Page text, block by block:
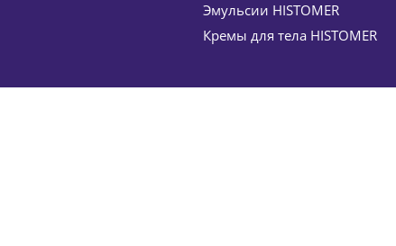
Эмульсии HISTOMER
Кремы для тела HISTOMER